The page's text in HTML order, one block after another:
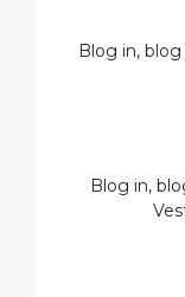
Blog in,
Blog in,